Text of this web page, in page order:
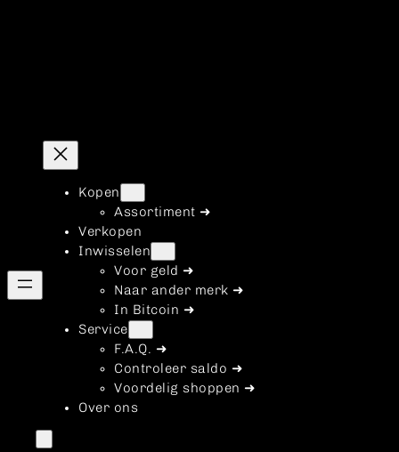
Kopen
Assortiment ➜
Verkopen
Inwisselen
Voor geld ➜
Naar ander merk ➜
In Bitcoin ➜
Service
F.A.Q. ➜
Controleer saldo ➜
Voordelig shoppen ➜
Over ons